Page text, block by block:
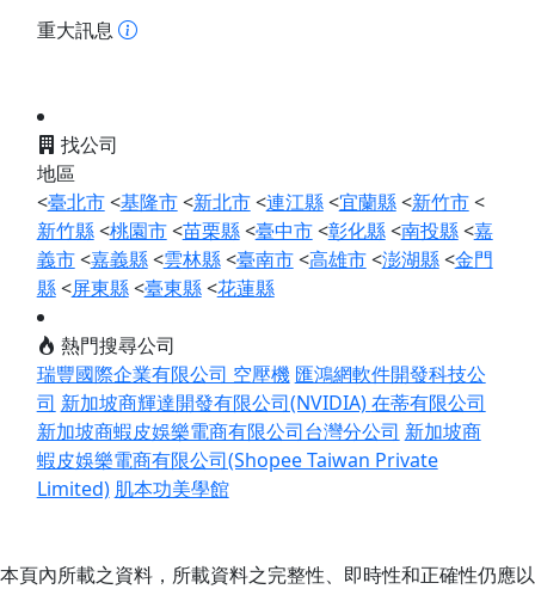
重大訊息
找公司
地區
<臺北市<基隆市<新北市<連江縣<宜蘭縣<新竹市<
新竹縣<桃園市<苗栗縣<臺中市<彰化縣<南投縣<嘉
義市<嘉義縣<雲林縣<臺南市<高雄市<澎湖縣<金門
縣<屏東縣<臺東縣<花蓮縣
熱門搜尋公司
瑞豐國際企業有限公司 空壓機 匯鴻網軟件開發科技公
司 新加坡商輝達開發有限公司(NVIDIA)在蒂有限公司
新加坡商蝦皮娛樂電商有限公司台灣分公司 新加坡商
蝦皮娛樂電商有限公司(Shopee Taiwan Private
Limited) 肌本功美學館
本頁內所載之資料，所載資料之完整性、即時性和正確性仍應以